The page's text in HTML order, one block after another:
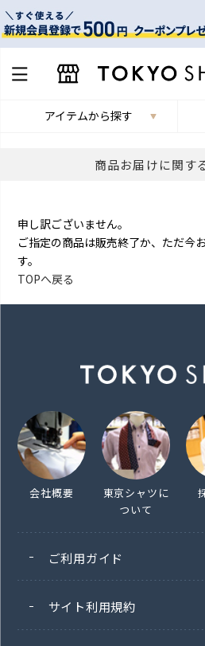
アイテムから探す
商品お届けに関す
申し訳ございません。
ご指定の商品は販売終了か、ただ今
す。
TOPへ戻る
会社概要
東京シャツに
ついて
ご利用ガイド
サイト利用規約